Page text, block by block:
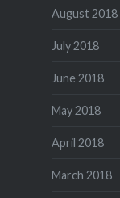
August 2018
July 2018
June 2018
May 2018
April 2018
March 2018